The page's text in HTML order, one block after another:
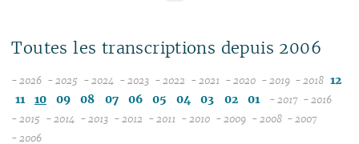
Toutes les transcriptions depuis 2006
- 2026
08
- 2025
12
- 2024
12
- 2023
12
- 2022
12
- 2021
12
- 2020 - 2019 - 2018 12
11
10 09 08 07 06 05 04 03 02 01 - 2017 - 2016
- 2015 - 2014 - 2013 - 2012 - 2011 - 2010 - 2009 - 2008 - 2007
- 2006